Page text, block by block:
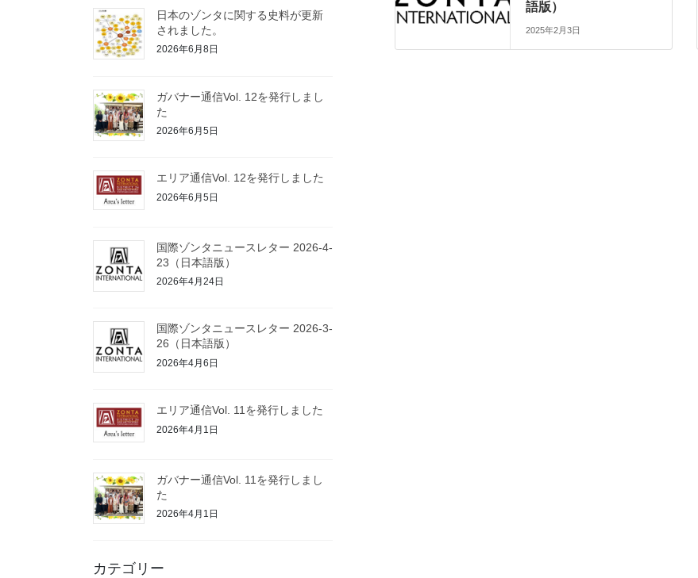
語版）
2025年2月3日
日本のゾンタに関する史料が更新
されました。
2026年6月8日
ガバナー通信Vol. 12を発行しまし
た
2026年6月5日
エリア通信Vol. 12を発行しました
2026年6月5日
国際ゾンタニュースレター 2026-4-
23（日本語版）
2026年4月24日
国際ゾンタニュースレター 2026-3-
26（日本語版）
2026年4月6日
エリア通信Vol. 11を発行しました
2026年4月1日
ガバナー通信Vol. 11を発行しまし
た
2026年4月1日
カテゴリー